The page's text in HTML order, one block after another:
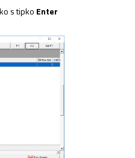
s tipko Enter